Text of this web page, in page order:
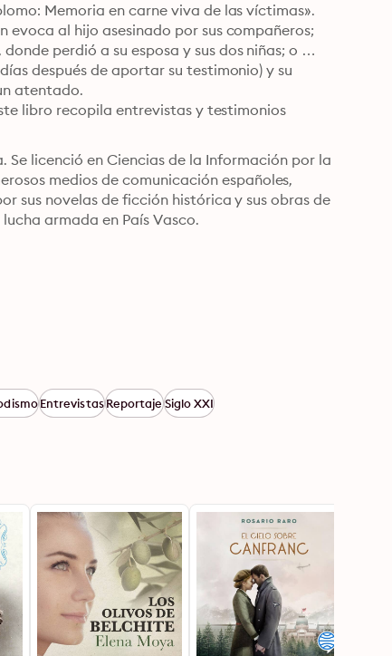
Memoria en carne viva de las víctimas».
evoca al hijo asesinado por sus compañeros;
perdió a su esposa y sus dos niñas; o
después de aportar su testimonio) y su
libro recopila entrevistas y testimonios
Se licenció en Ciencias de la Información por la
medios de comunicación españoles,
sus novelas de ficción histórica y sus obras de
armada en País Vasco.
EntrevistasReportajeSiglo XXI